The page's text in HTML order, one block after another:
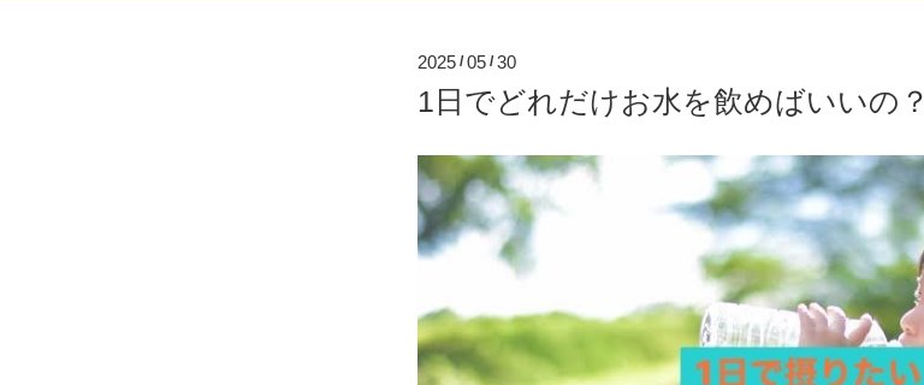
2025 /05 /30
1日でどれだけお水を飲めばいいの？